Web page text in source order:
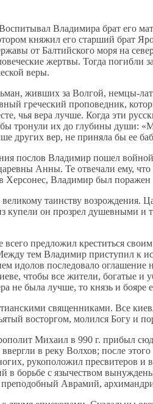
Вла­ди­ми­ра брат его
кня­жил его стар­ший брат
от Бал­тий­ско­го мо­ря на
жерт­вы. То­гда по­гиб­ли
ве­ры.
жив­ших за Вол­гой, нем­цы-
гре­че­ский про­по­вед­ник,
чья ве­ра луч­ше. Ко­гда эти
тро­ну­ли их до глу­би­ны ду­ши:
дру­гих вер, не при­ня­ла бы ее
по­слов Вла­ди­мир по­шел
Ан­ны. Те от­ве­ча­ли ему,
Хер­со­нес, Вла­ди­мир был по­ра­жен
та­ин­ству воз­рож­де­ния.
он про­зрел ду­шев­ны­ми и
пред­ло­жил кре­стить­ся
тем Вла­ди­мир при­сту­пил к
идо­лов по­сле­до­ва­ло
чтобы все жи­те­ли, бо­га­тые и
не бы­ла луч­ше, то князь и бо­яре
свя­щен­ни­ка­ми. Все
вос­тор­гом, мо­лил­ся Бо­гу и
Ми­ха­ил в 990 г. при­был
в ре­ку Вол­хов; по­сле
ру­ко­по­ло­жил пре­сви­те­ров и
в борь­бе с язы­че­ством
Аврамий,